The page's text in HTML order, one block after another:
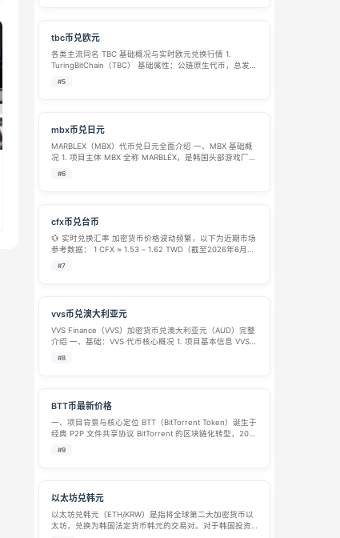
tbc币兑欧元
各类主流同名 TBC 基础概况与实时欧元兑换行情 1.
TuringBitChain（TBC） 基础属性：公链原生代币，总发行
量 1.42 亿枚，二级市场少量交易所上线 TBC/EUR 交易币
#5
mbx币兑日元
MARBLEX（MBX）代币兑日元全面介绍 一、MBX 基础概
况 1. 项目主体 MBX 全称 MARBLEX，是韩国头部游戏厂商
网石（Netmarble）旗下区块链游戏生态的原生通证，依托
#6
cfx币兑台币
💱 实时兑换汇率 加密货币价格波动频繁，以下为近期市场
参考数据： 1 CFX ≈ 1.53 – 1.62 TWD（截至2026年6月上
旬，24小时内波动约 -6% 至 -0.1%）。 1 TWD ≈ 0.61 –
#7
vvs币兑澳大利亚元
VVS Finance（VVS）加密货币兑澳大利亚元（AUD）完整
介绍 一、基础：VVS 代币核心概况 1. 项目基本信息 VVS
全称VVS Finance，寓意 “Very Very Simple”，是搭建于
#8
BTT币最新价格
一、项目背景与核心定位​ BTT（BitTorrent Token）诞生于
经典 P2P 文件共享协议 BitTorrent 的区块链化转型，2019
年 1 月由 BitTorrent 团队联合 TRON（波场）生态正式推
#9
以太坊兑韩元
以太坊兑韩元（ETH/KRW）是指将全球第二大加密货币以
太坊，兑换为韩国法定货币韩元的交易对。对于韩国投资